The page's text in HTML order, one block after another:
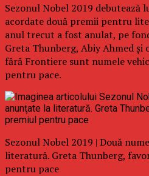
Sezonul Nobel 2019 debutează
acordate două premii pentru
anul trecut a fost anulat, pe
Greta Thunberg, Abiy Ahmed
fără Frontiere sunt numele
pentru pace.
Sezonul Nobel 2019 | Două
literatură. Greta Thunberg,
pentru pace